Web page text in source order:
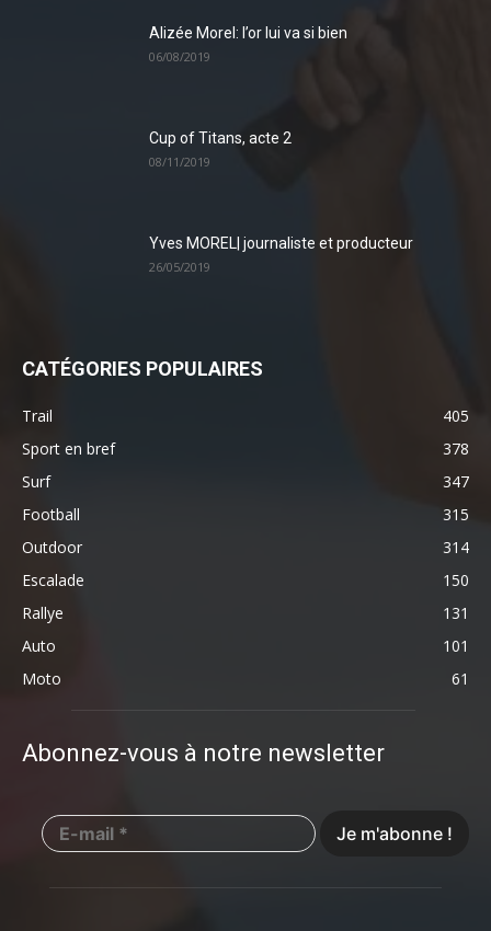
Alizée Morel: l’or lui va si bien
06/08/2019
Cup of Titans, acte 2
08/11/2019
Yves MOREL| journaliste et producteur
26/05/2019
CATÉGORIES POPULAIRES
Trail
405
Sport en bref
378
Surf
347
Football
315
Outdoor
314
Escalade
150
Rallye
131
Auto
101
Moto
61
Abonnez-vous à notre newsletter